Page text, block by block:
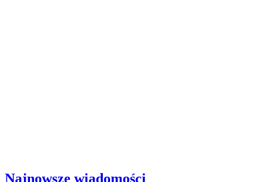
Najnowsze wiadomości